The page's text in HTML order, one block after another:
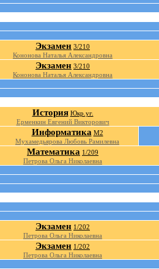
Экзамен 3/210
Кононова Наталья Александровна
Экзамен 3/210
Кононова Наталья Александровна
История Юкр.уг.
Ерменкин Евгений Викторович
Информатика М2
Мухамедьярова Любовь Рамилевна
Математика 1/209
Петрова Ольга Николаевна
Экзамен 1/202
Петрова Ольга Николаевна
Экзамен 1/202
Петрова Ольга Николаевна